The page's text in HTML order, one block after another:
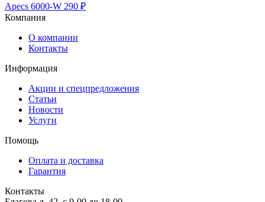
Apecs 6000-W 290 ₽
Компания
О компании
Контакты
Информация
Акции и спецпредложения
Статьи
Новости
Услуги
Помощь
Оплата и доставка
Гарантия
Контакты